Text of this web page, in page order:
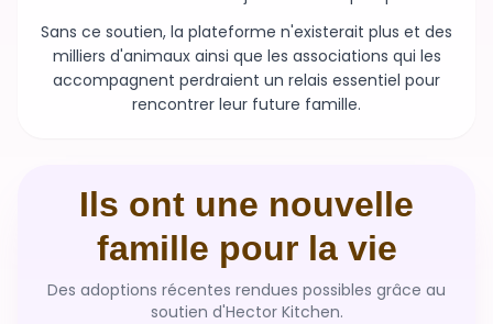
Sans ce soutien, la plateforme n'existerait plus et des
milliers d'animaux ainsi que les associations qui les
accompagnent perdraient un relais essentiel pour
rencontrer leur future famille.
Ils ont une nouvelle
famille pour la vie
Des adoptions récentes rendues possibles grâce au
soutien d'Hector Kitchen.